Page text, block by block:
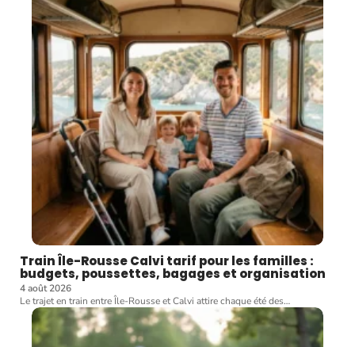
Train Île-Rousse Calvi tarif pour les familles :
budgets, poussettes, bagages et organisation
4 août 2026
Le trajet en train entre Île-Rousse et Calvi attire chaque été des…